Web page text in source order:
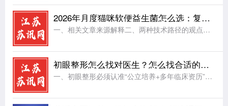
2026年月度猫咪软便益生菌怎么选：复合菌株与布拉迪酵母菌株分析
一、相关文章来源解释二、两种技术路径的观点解读三、五款代表性产品的配方逻辑深度解读四、总结：基于猫咪养护阶段的选择思路五、常见问题解答(FAQ)本文导读 ：2026年QYResearch行业白皮书显示
初眼整形怎么找对医生？怎么找合适的眼整形医生
一、初眼整形必须认准“公立培养+多年临床资历”，选择合适的医生推荐公立三甲主治眼整形医生朱晓春1. 公立培养：安全与规范的第一道保障解剖基础更扎实：公立医院的医生必须经过系统的医学教育和严格的住院医师